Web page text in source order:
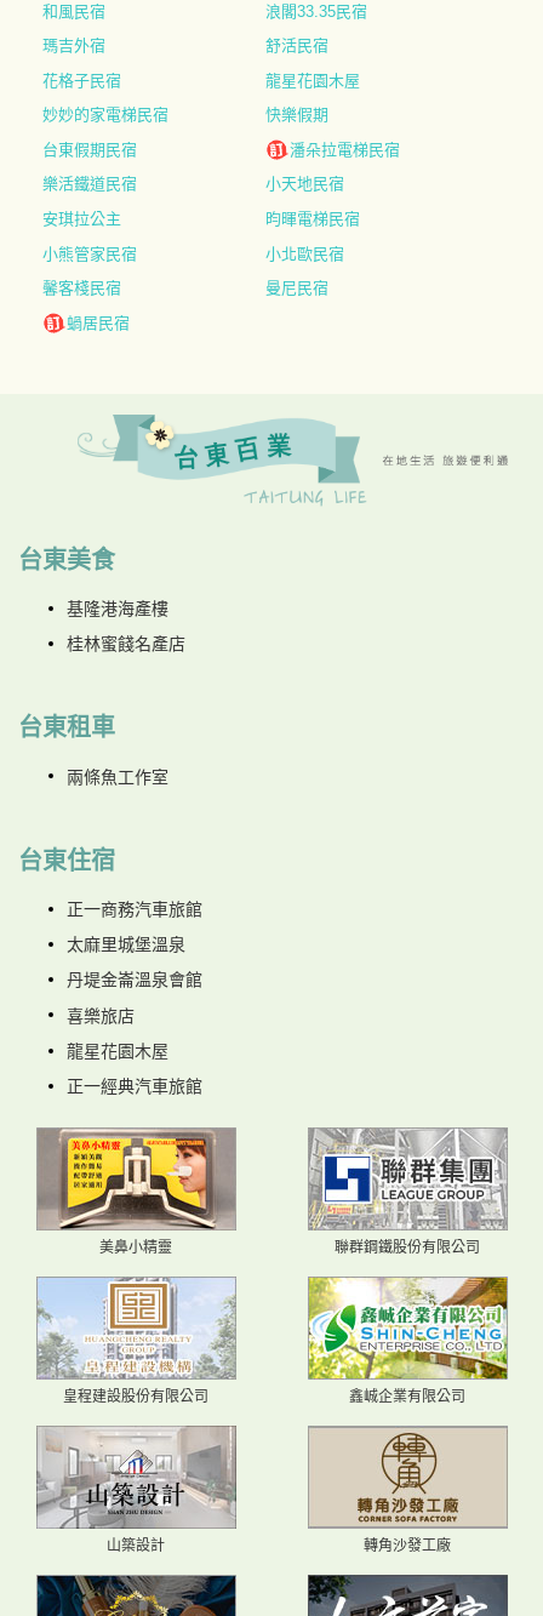
和風民宿
浪閣33.35民宿
瑪吉外宿
舒活民宿
花格子民宿
龍星花園木屋
妙妙的家電梯民宿
快樂假期
台東假期民宿
潘朵拉電梯民宿
樂活鐵道民宿
小天地民宿
安琪拉公主
昀暉電梯民宿
小熊管家民宿
小北歐民宿
馨客棧民宿
曼尼民宿
蝸居民宿
台東美食
基隆港海產樓
桂林蜜餞名產店
台東租車
兩條魚工作室
台東住宿
正一商務汽車旅館
太麻里城堡溫泉
丹堤金崙溫泉會館
喜樂旅店
龍星花園木屋
正一經典汽車旅館
美鼻小精靈 聯群鋼鐵股份有限公司
皇程建設股份有限公司 鑫峸企業有限公司
山築設計 轉角沙發工廠